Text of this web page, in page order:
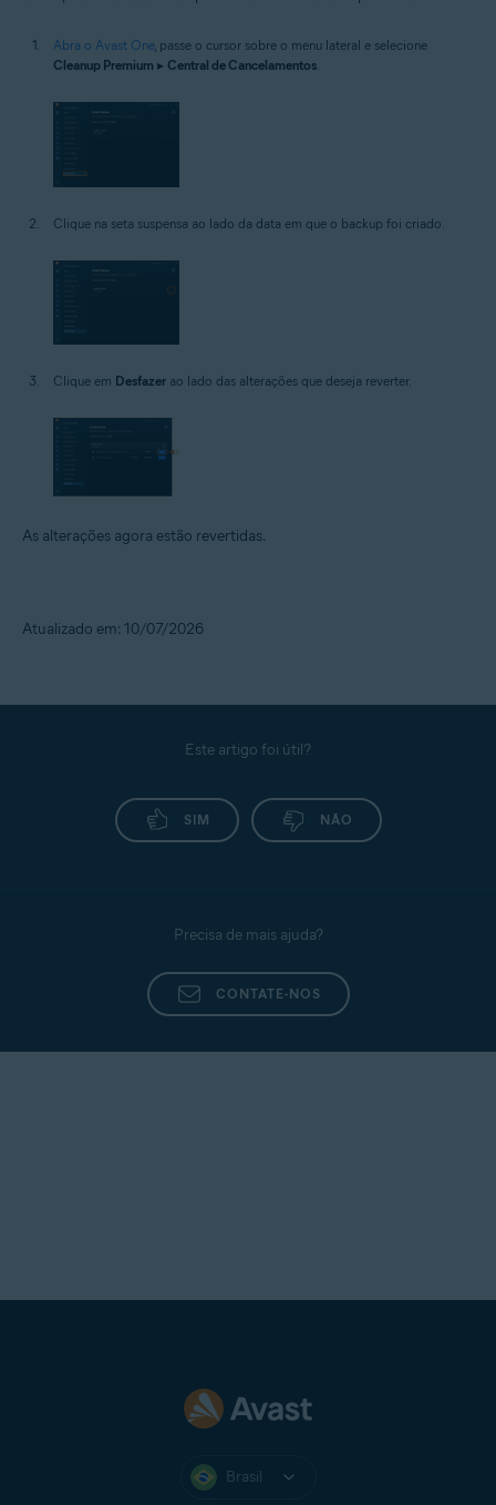
Abra o Avast One, passe o cursor sobre o menu lateral e selecione
Cleanup Premium ▸ Central de Cancelamentos.
Clique na seta suspensa ao lado da data em que o backup foi criado.
Clique em Desfazer ao lado das alterações que deseja reverter.
As alterações agora estão revertidas.
Atualizado em: 10/07/2026
Este artigo foi útil?
SIM NÃO
Precisa de mais ajuda?
CONTATE-NOS
Brasil